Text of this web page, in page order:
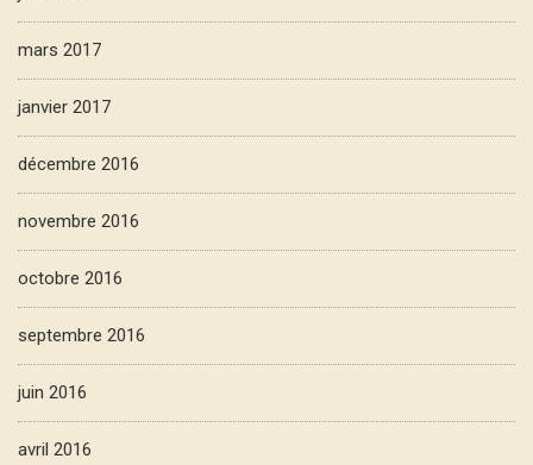
mars 2017
janvier 2017
décembre 2016
novembre 2016
octobre 2016
septembre 2016
juin 2016
avril 2016